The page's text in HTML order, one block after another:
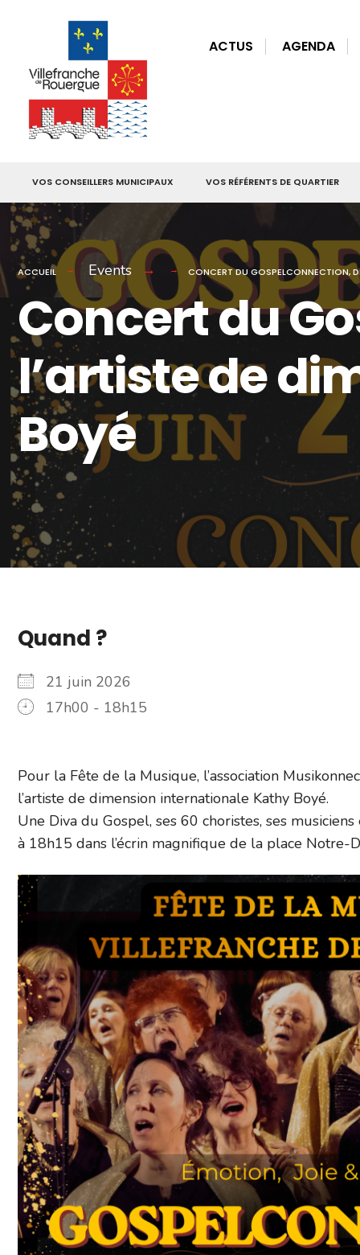
ACTUS AGENDA
VOS CONSEILLERS MUNICIPAUX VOS RÉFÉRENTS DE QUARTIER
ACCUEIL Events CONCERT DU GOSPELCONNECTION,
Concert du
l’artiste de
Boyé
Quand ?
21 juin 2026
17h00 - 18h15
Pour la Fête de la Musique, l’association
l’artiste de dimension internationale Kathy Boyé.
Une Diva du Gospel, ses 60 choristes, ses
à 18h15 dans l’écrin magnifique de la place Notre-